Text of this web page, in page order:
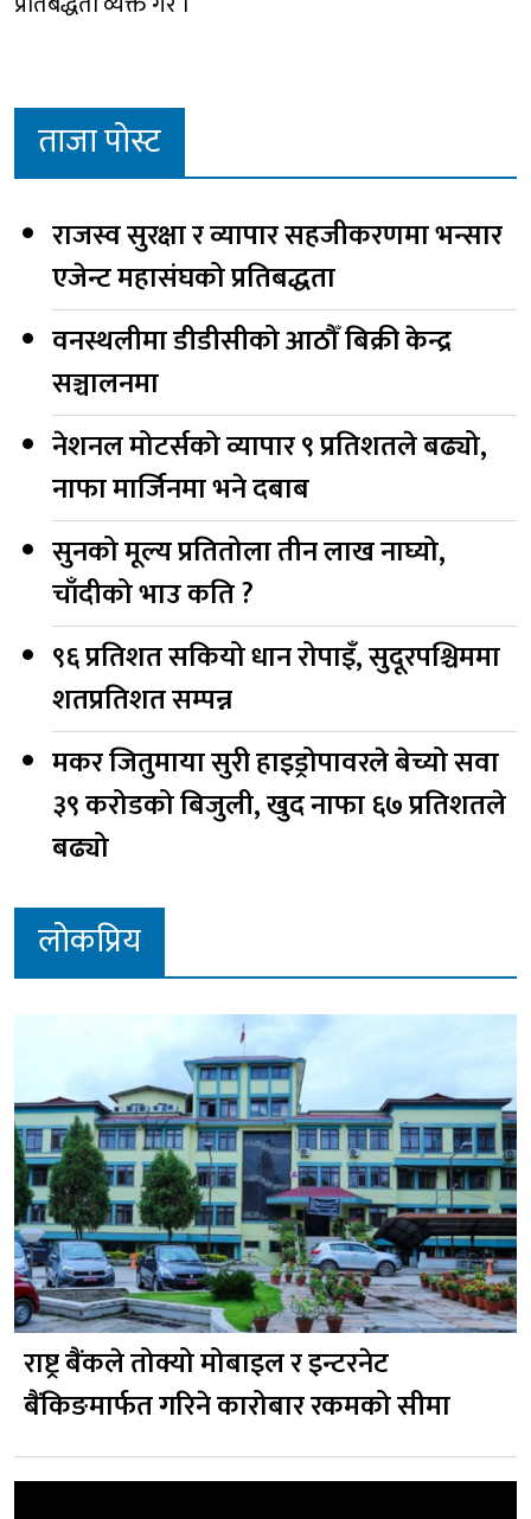
ताजा पोस्ट
राजस्व सुरक्षा र व्यापार सहजीकरणमा भन्सार
एजेन्ट महासंघको प्रतिबद्धता
वनस्थलीमा डीडीसीको आठौँ बिक्री केन्द्र
सञ्चालनमा
नेशनल मोटर्सको व्यापार ९ प्रतिशतले बढ्यो,
नाफा मार्जिनमा भने दबाब
सुनको मूल्य प्रतितोला तीन लाख नाघ्यो,
चाँदीको भाउ कति ?
९६ प्रतिशत सकियो धान रोपाइँ, सुदूरपश्चिममा
शतप्रतिशत सम्पन्न
मकर जितुमाया सुरी हाइड्रोपावरले बेच्यो सवा
३९ करोडको बिजुली, खुद नाफा ६७ प्रतिशतले
बढ्यो
लोकप्रिय
राष्ट्र बैंकले तोक्यो मोबाइल र इन्टरनेट
बैंकिङमार्फत गरिने कारोबार रकमको सीमा